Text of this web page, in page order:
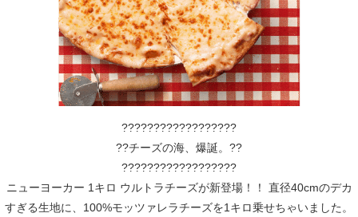
??????????????????
??チーズの海、爆誕。??
??????????????????
ニューヨーカー 1キロ ウルトラチーズが新登場！！ 直径40cmのデカ
すぎる生地に、100%モッツァレラチーズを1キロ乗せちゃいました。